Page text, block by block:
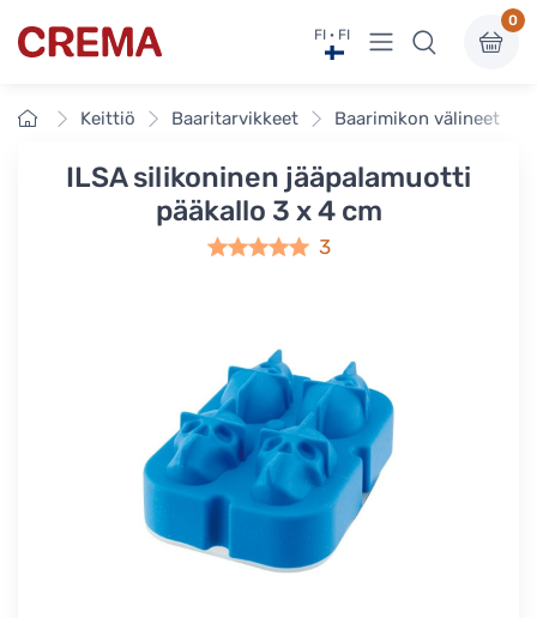
Crema FI · FI Näytä valikko
0
EtusivuKeittiö Baaritarvikkeet Baarimikon välineet
ILSA silikoninen jääpalamuotti
pääkallo 3 x 4 cm
3